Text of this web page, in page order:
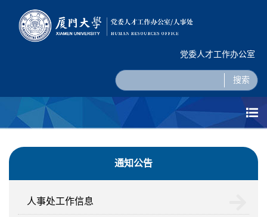
党委人才工作办公室
搜索
通知公告
人事处工作信息